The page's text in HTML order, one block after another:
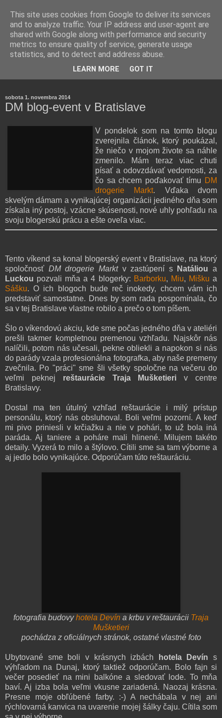
rozoberá témy o zdraví, živote a všetko možné.
sobota 1. novembra 2014
DM blog-event v Bratislave
V pondelok som na tomto blogu
zverejnila článok, ktorý poukázal,
že niečo v mojom živote sa náhle
zmenilo. Mám teraz viac chuti
písať a odovzdávať vedomosti, za
čo sa chcem poďakovať tímu DM
drogerie Markt. Vďaka dvom
skvelým dámam a vynikajúcej organizácii jediného dňa som
získala iný postoj, vzácne skúsenosti, nové uhly pohľadu na
svoju blogerskú prácu a ešte oveľa viac.
Tento víkend sa konal blogerský event v Bratislave, na ktorý
spoločnosť DM drogerie Marktv zastúpení s Natáliou a
Luckou pozvali mňa a 4 blogerky: Barborku, Miu, Mišku a
Sášku. O ich blogoch bude reč inokedy, chcem vám ich
predstaviť samostatne. Dnes by som rada pospomínala, čo
sa v tej Bratislave vlastne robilo a prečo o tom píšem.
Šlo o víkendovú akciu, kde sme počas jedného dňa v ateliéri
prešli takmer kompletnou premenou vzhľadu. Najskôr nás
nalíčili, potom nás učesali, pekne obliekli a napokon si nás
do parády vzala profesionálna fotografka, aby naše premeny
zvečnila. Po "práci" sme šli všetky spoločne na večeru do
veľmi peknej reštaurácie Traja Mušketieri v centre
Bratislavy.
Dostal ma ten útulný vzhľad reštaurácie i milý prístup
personálu, ktorý nás obsluhoval. Boli veľmi pozorní. A keď
mi pivo priniesli v krčiažku a nie v pohári, to už bola iná
paráda. Aj taniere a poháre mali hlinené. Milujem takéto
detaily. Vyzerá to milo a štýlovo. Cítili sme sa tam výborne a
aj jedlo bolo vynikajúce. Odporúčam túto reštauráciu.
fotografia budovyhotela Devín a krbu v reštaurácii Traja
Mušketieri
pochádza z oficiálnych stránok, ostatné vlastné foto
Ubytované sme boli v krásnych izbách hotela Devín s
výhľadom na Dunaj, ktorý taktiež odporúčam. Bolo fajn si
večer posedieť na mini balkóne a sledovať lode. To mňa
baví. Aj izba bola veľmi vkusne zariadená. Naozaj krásna.
Presne moje obľúbené farby. :-) A nechábala v nej ani
rýchlovarná kanvica na uvarenie mojej šálky čaju. Cítila som
This site uses cookies from Google to deliver its services
and to analyze traffic. Your IP address and user-agent are
shared with Google along with performance and security
metrics to ensure quality of service, generate usage
statistics, and to detect and address abuse.
LEARN MORE GOT IT